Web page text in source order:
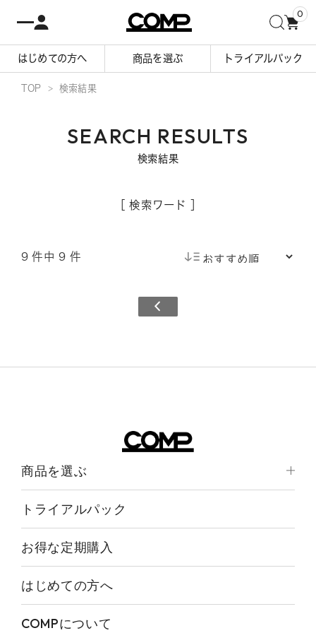
0
はじめての方へ 商品を選ぶ トライアルパック
TOP 検索結果
SEARCH RESULTS
検索結果
［ 検索ワード ］
9 件中 9 件
商品を選ぶ
トライアルパック
お得な定期購入
はじめての方へ
COMPについて